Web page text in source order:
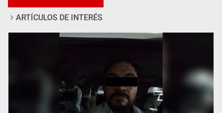
Que el IPEJAL encabece la lista de deudores en Jalisco
ARTÍCULOS DE INTERÉS